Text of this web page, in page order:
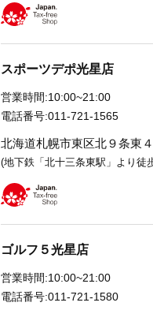
スポーツデポ光星店
営業時間:10:00~21:00
電話番号:011-721-1565
北海道札幌市東区北９条東
(地下鉄「北十三条東駅」より徒
ゴルフ５光星店
営業時間:10:00~21:00
電話番号:011-721-1580